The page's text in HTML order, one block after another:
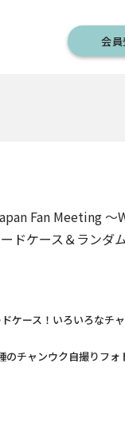
会
Fan Meeting
ドケース＆ランダ
ケース！いろいろなチ
のチャンウク自撮りフ